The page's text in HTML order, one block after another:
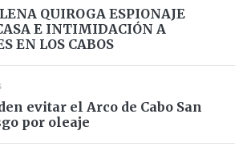
QUIROGA ESPIONAJE
E INTIMIDACIÓN A
EN LOS CABOS
evitar el Arco de Cabo San
por oleaje